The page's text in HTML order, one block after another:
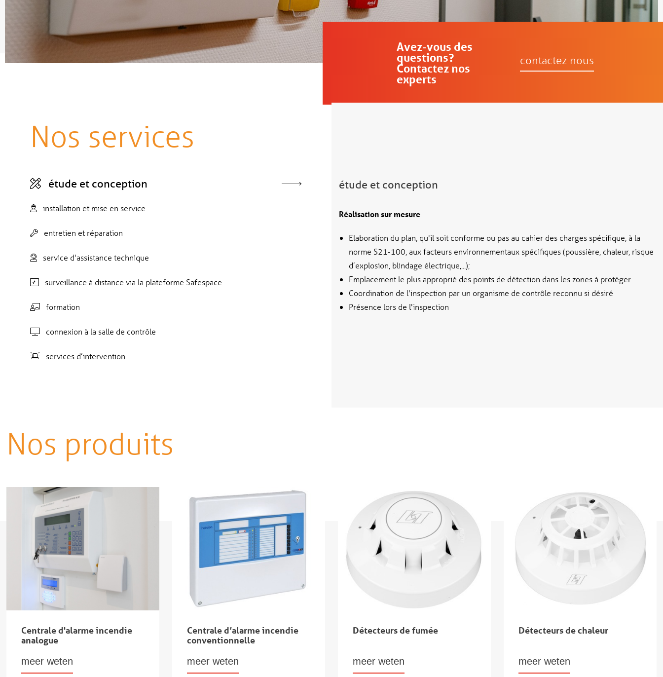
Avez-vous des
questions?
Contactez nos
experts
contactez nous
Nos services
étude et conception
installation et mise en service
entretien et réparation
service d'assistance technique
surveillance à distance via la plateforme Safespace
formation
connexion à la salle de contrôle
services d’intervention
étude et conception
Réalisation sur mesure
Elaboration du plan, qu'il soit conforme ou pas au cahier des charges spécifique, à la
norme S21-100, aux facteurs environnementaux spécifiques (poussière, chaleur, risque
d’explosion, blindage électrique,...);
Emplacement le plus approprié des points de détection dans les zones à protéger
Coordination de l'inspection par un organisme de contrôle reconnu si désiré
Présence lors de l'inspection
Nos produits
Centrale d'alarme incendie
analogue
meer weten
Centrale d’alarme incendie
conventionnelle
meer weten
Détecteurs de fumée
meer weten
Détecteurs de chaleur
meer weten